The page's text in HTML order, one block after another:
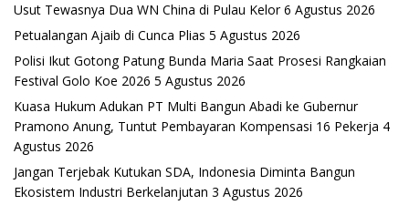
Usut Tewasnya Dua WN China di Pulau Kelor 6 Agustus 2026
Petualangan Ajaib di Cunca Plias 5 Agustus 2026
Polisi Ikut Gotong Patung Bunda Maria Saat Prosesi Rangkaian
Festival Golo Koe 2026 5 Agustus 2026
Kuasa Hukum Adukan PT Multi Bangun Abadi ke Gubernur
Pramono Anung, Tuntut Pembayaran Kompensasi 16 Pekerja 4
Agustus 2026
Jangan Terjebak Kutukan SDA, Indonesia Diminta Bangun
Ekosistem Industri Berkelanjutan 3 Agustus 2026